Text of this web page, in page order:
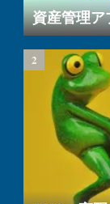
資産管理